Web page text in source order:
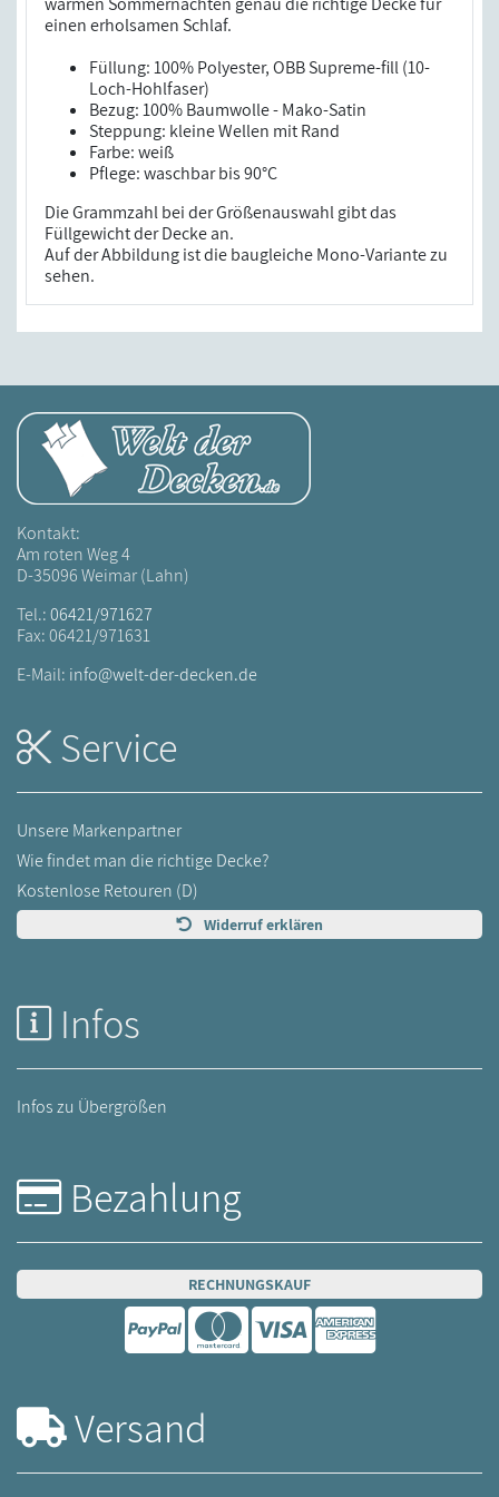
einen erholsamen Schlaf.
Füllung: 100% Polyester, OBB Supreme-fill (10-
Loch-Hohlfaser)
Bezug: 100% Baumwolle - Mako-Satin
Steppung: kleine Wellen mit Rand
Farbe: weiß
Pflege: waschbar bis 90°C
Die Grammzahl bei der Größenauswahl gibt das
Füllgewicht der Decke an.
Auf der Abbildung ist die baugleiche Mono-Variante zu
sehen.
Kontakt:
Am roten Weg 4
D-35096 Weimar (Lahn)
Tel.:06421/971627
Fax: 06421/971631
E-Mail: info@welt-der-decken.de
Service
Unsere Markenpartner
Wie findet man die richtige Decke?
Kostenlose Retouren (D)
Widerruf erklären
Infos
Infos zu Übergrößen
Bezahlung
RECHNUNGSKAUF
Versand